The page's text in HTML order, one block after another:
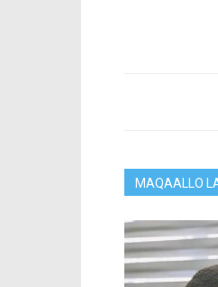
MAQAALLO